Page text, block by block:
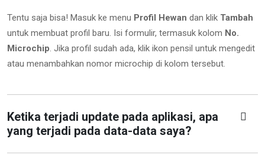
Tentu saja bisa! Masuk ke menu Profil Hewan dan klik Tambah
untuk membuat profil baru. Isi formulir, termasuk kolom No.
Microchip. Jika profil sudah ada, klik ikon pensil untuk mengedit
atau menambahkan nomor microchip di kolom tersebut.
Ketika terjadi update pada aplikasi, apa
yang terjadi pada data-data saya?